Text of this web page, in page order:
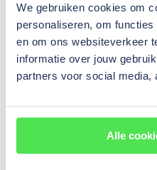
We gebruiken cookies om
personaliseren, om
en om ons websiteverkeer
informatie over jouw
partners voor social media,
Alle
wij (persoons-)gegevens
uiteraard in
Wij zijn niet verantwoordelijk
gebruikers van social media
omgaan met gegevens. Als
bel ons (tijdens